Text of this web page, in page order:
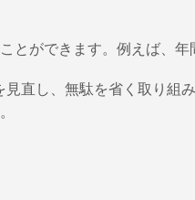
ができます。例えば、
直し、無駄を省く取り